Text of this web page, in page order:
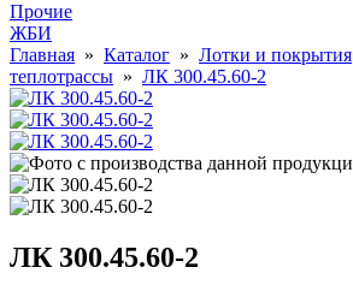
Прочие
ЖБИ
Главная » Каталог » Лотки и покрытия
теплотрассы » ЛК 300.45.60-2
ЛК 300.45.60-2